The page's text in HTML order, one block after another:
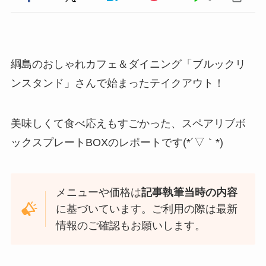
綱島のおしゃれカフェ＆ダイニング「ブルックリ
ンスタンド」さんで始まったテイクアウト！
美味しくて食べ応えもすごかった、スペアリブボ
ックスプレートBOXのレポートです(*´▽｀*)
メニューや価格は記事執筆当時の内容
に基づいています。ご利用の際は最新
情報のご確認もお願いします。